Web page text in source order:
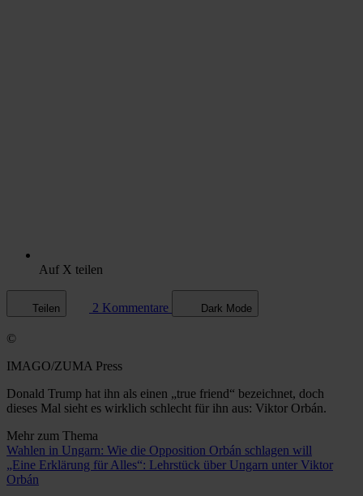
Auf X teilen
Teilen 2 Kommentare Dark Mode
©
IMAGO/ZUMA Press
Donald Trump hat ihn als einen „true friend“ bezeichnet, doch
dieses Mal sieht es wirklich schlecht für ihn aus: Viktor Orbán.
Mehr zum Thema
Wahlen in Ungarn: Wie die Opposition Orbán schlagen will
„Eine Erklärung für Alles“: Lehrstück über Ungarn unter Viktor
Orbán